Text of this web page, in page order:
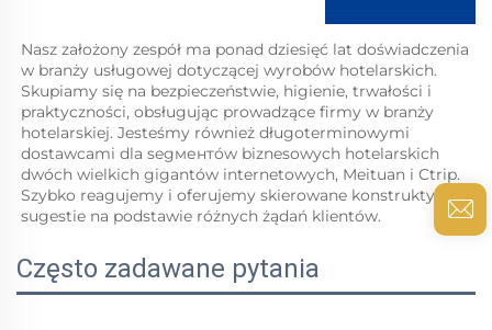
Nasz założony zespół ma ponad dziesięć lat doświadczenia
w branży usługowej dotyczącej wyrobów hotelarskich.
Skupiamy się na bezpieczeństwie, higienie, trwałości i
praktyczności, obsługując prowadzące firmy w branży
hotelarskiej. Jesteśmy również długoterminowymi
dostawcami dla segментów biznesowych hotelarskich
dwóch wielkich gigantów internetowych, Meituan i Ctrip.
Szybko reagujemy i oferujemy skierowane konstruktywne
sugestie na podstawie różnych żądań klientów.
Często zadawane pytania